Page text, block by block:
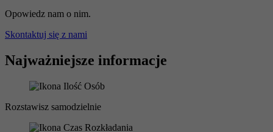
Opowiedz nam o nim.
Skontaktuj się z nami
Najważniejsze informacje
Rozstawisz samodzielnie